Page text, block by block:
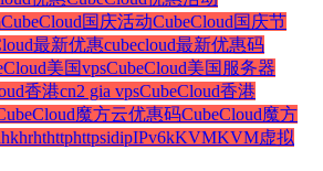
CubeCloud国庆活动CubeCloud国庆节
最新优惠cubecloud最新优惠码
美国vpsCubeCloud美国服务器
香港cn2 gia vpsCubeCloud香港
魔方云优惠码CubeCloud魔方
hkhrhthttphttpsidipIPv6kKVMKVM虚拟